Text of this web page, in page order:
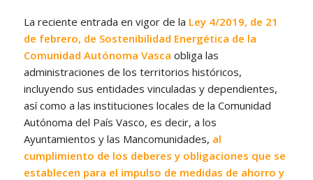
La reciente entrada en vigor de la Ley 4/2019, de 21
de febrero, de Sostenibilidad Energética de la
Comunidad Autónoma Vasca obliga las
administraciones de los territorios históricos,
incluyendo sus entidades vinculadas y dependientes,
así como a las instituciones locales de la Comunidad
Autónoma del País Vasco, es decir, a los
Ayuntamientos y las Mancomunidades, al
cumplimiento de los deberes y obligaciones que se
establecen para el impulso de medidas de ahorro y